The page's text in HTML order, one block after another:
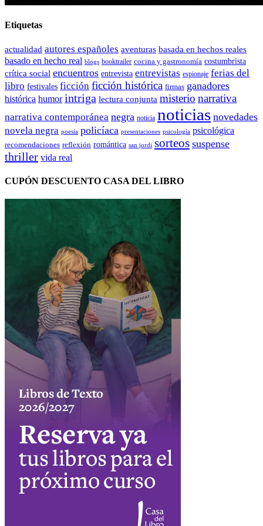
Etiquetas
actualidad autores españoles aventuras basada en hechos reales
basado en hecho real blogs booktrailer cocina y gastronomía costumbrista
crítica social encuentros entrevista entrevistas espionaje ferias del
libro festivales ficción ficción histórica firmas ganadores
histórica humor intriga lectura conjunta misterio narrativa
narrativa contemporánea negra noticia noticias novedades
novela negra poesía policíaca presentaciones psicología psicológica
recomendaciones reflexión romántica san jordi sorteos suspense
thriller vida real
CUPÓN DESCUENTO CASA DEL LIBRO